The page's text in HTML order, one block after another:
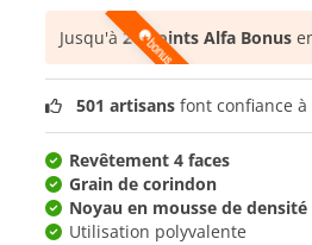
Jusqu'à20 points Alfa Bonus
501 artisans font confiance
Revêtement 4 faces
Grain de corindon
Noyau en mousse de
Utilisation polyvalente